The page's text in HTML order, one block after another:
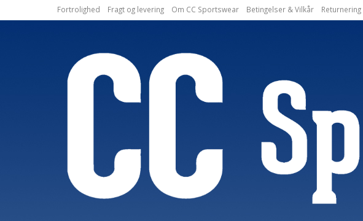
Fortrolighed Fragt og levering Om CC Sportswear Betingelser & Vilkår Returnering